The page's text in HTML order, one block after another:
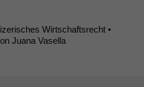
Wirtschaftsrecht •
Juana Vasella